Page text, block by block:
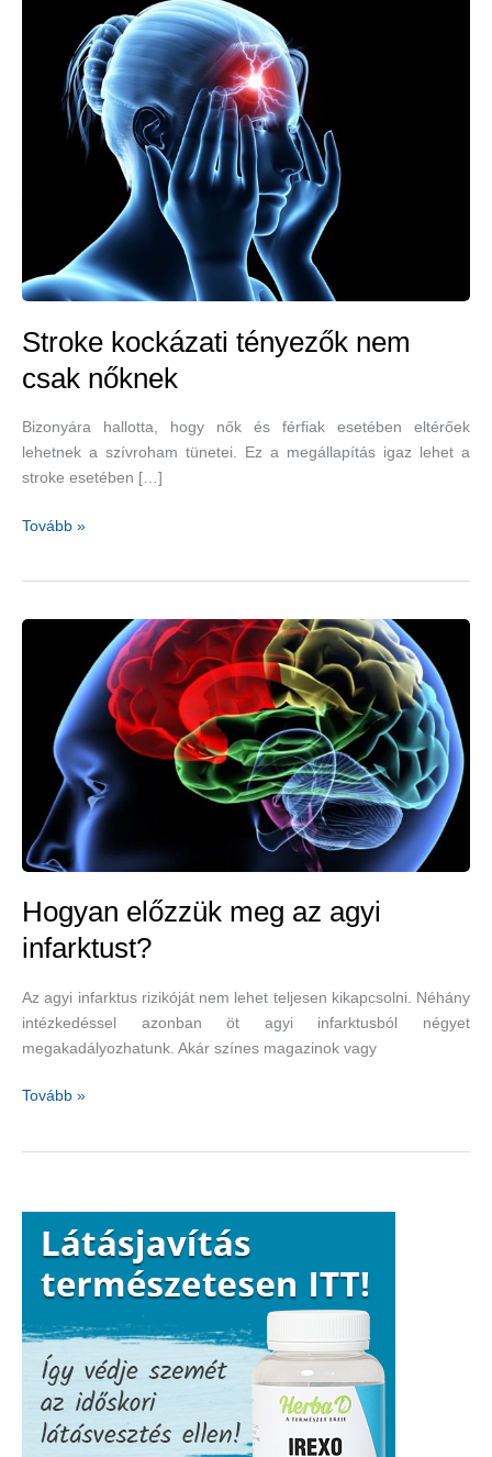
Stroke kockázati tényezők nem
csak nőknek
Bizonyára hallotta, hogy nők és férfiak esetében eltérőek
lehetnek a szívroham tünetei. Ez a megállapítás igaz lehet a
stroke esetében […]
Stroke
csak
Tovább »
Hogyan előzzük meg az agyi
infarktust?
Az agyi infarktus rizikóját nem lehet teljesen kikapcsolni. Néhány
intézkedéssel azonban öt agyi infarktusból négyet
megakadályozhatunk. Akár színes magazinok vagy
Hogyan
Tovább »